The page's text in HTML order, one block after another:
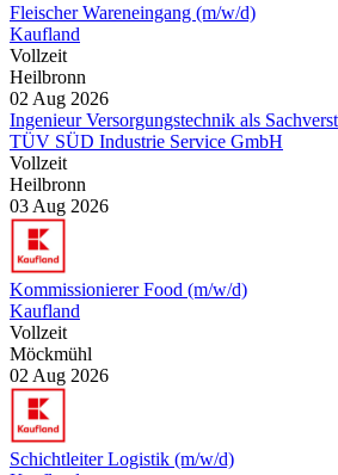
Fleischer Wareneingang (m/w/d)
Kaufland
Vollzeit
Heilbronn
02 Aug 2026
Ingenieur Versorgungstechnik als
TÜV SÜD Industrie Service GmbH
Vollzeit
Heilbronn
03 Aug 2026
Kommissionierer Food (m/w/d)
Kaufland
Vollzeit
Möckmühl
02 Aug 2026
Schichtleiter Logistik (m/w/d)